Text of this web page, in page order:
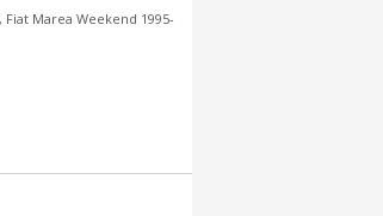
Fiat Marea Weekend 1995-